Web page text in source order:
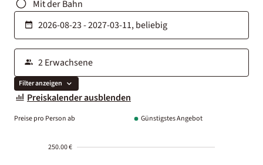
Mit der Bahn
Filter anzeigen
Preiskalender ausblenden
Preise pro Person ab Günstigstes Angebot
250.00 €